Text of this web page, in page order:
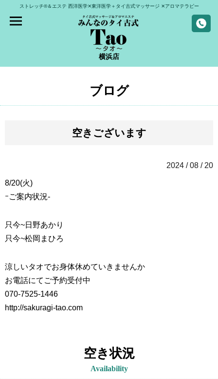
ストレッチ®＆エステ 西洋医学✕東洋医学＋タイ古式マッサージ ✕アロマテラピー
横浜店
ブログ
空きございます
2024 / 08 / 20
8/20(火)
ｰご案内状況-
只今~日野あかり
只今~松岡まひろ
涼しいタオでお身体休めていきませんか
お電話にてご予約受付中
070-7525-1446
http://sakuragi-tao.com
空き状況
Availability